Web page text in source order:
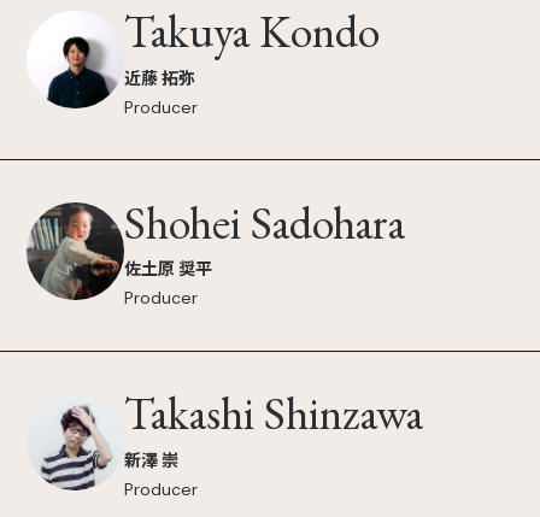
Takuya Kondo
近藤 拓弥
Producer
Shohei Sadohara
佐土原 奨平
Producer
Takashi Shinzawa
新澤 崇
Producer